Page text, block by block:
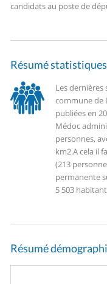
candidats au poste de
Résumé
Les
commune de
publiées en
Médoc
personnes,
km2.A cela il
(213
permanente
5 503
Résumé